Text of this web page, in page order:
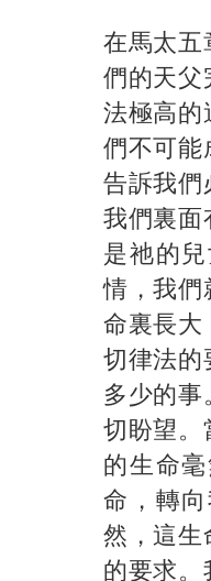
在馬太五
們的天父
法極高的
們不可能
告訴我們
我們裏面
是祂的
情，我們
命裏長大
切律法的
多少的
切盼望。
的生命
命，轉
然，這生
的要求。